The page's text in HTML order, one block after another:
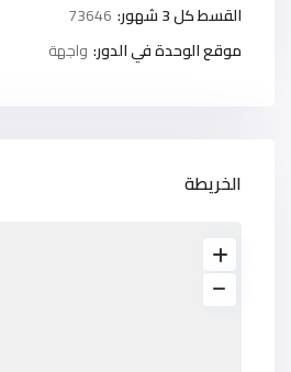
القسط كل 3 شهور:
73646
موقع الوحدة في الدور: واجهة
الخريطة